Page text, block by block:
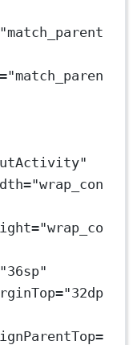
"match_parent
="match_paren
="wrap_con
="wrap_co
"36sp"
="32dp
=